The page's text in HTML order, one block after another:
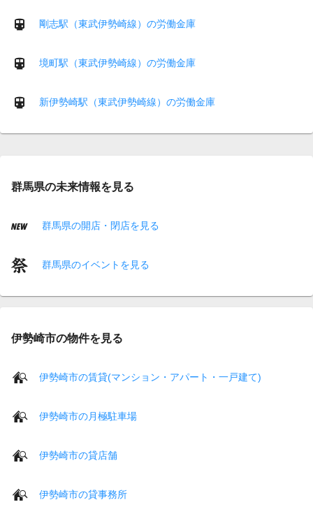
剛志駅（東武伊勢崎線）の労働金庫
境町駅（東武伊勢崎線）の労働金庫
新伊勢崎駅（東武伊勢崎線）の労働金庫
群馬県の未来情報を見る
群馬県の開店・閉店を見る
群馬県のイベントを見る
伊勢崎市の物件を見る
伊勢崎市の賃貸(マンション・アパート・一戸建て)
伊勢崎市の月極駐車場
伊勢崎市の貸店舗
伊勢崎市の貸事務所